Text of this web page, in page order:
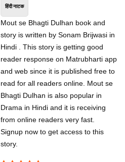
हिंदी नाटक
Mout se Bhagti Dulhan book and
story is written by Sonam Brijwasi in
Hindi . This story is getting good
reader response on Matrubharti app
and web since it is published free to
read for all readers online. Mout se
Bhagti Dulhan is also popular in
Drama in Hindi and it is receiving
from online readers very fast.
Signup now to get access to this
story.